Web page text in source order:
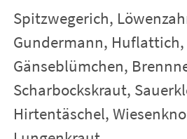
Spitzwegerich,
Gundermann, Huflattich,
Gänseblümchen,
Scharbockskraut,
Hirtentäschel,